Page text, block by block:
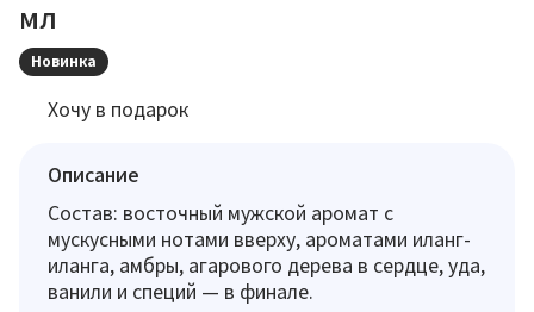
мл
Новинка
Хочу в подарок
Описание
Состав: восточный мужской аромат с
мускусными нотами вверху, ароматами иланг-
иланга, амбры, агарового дерева в сердце, уда,
ванили и специй — в финале.